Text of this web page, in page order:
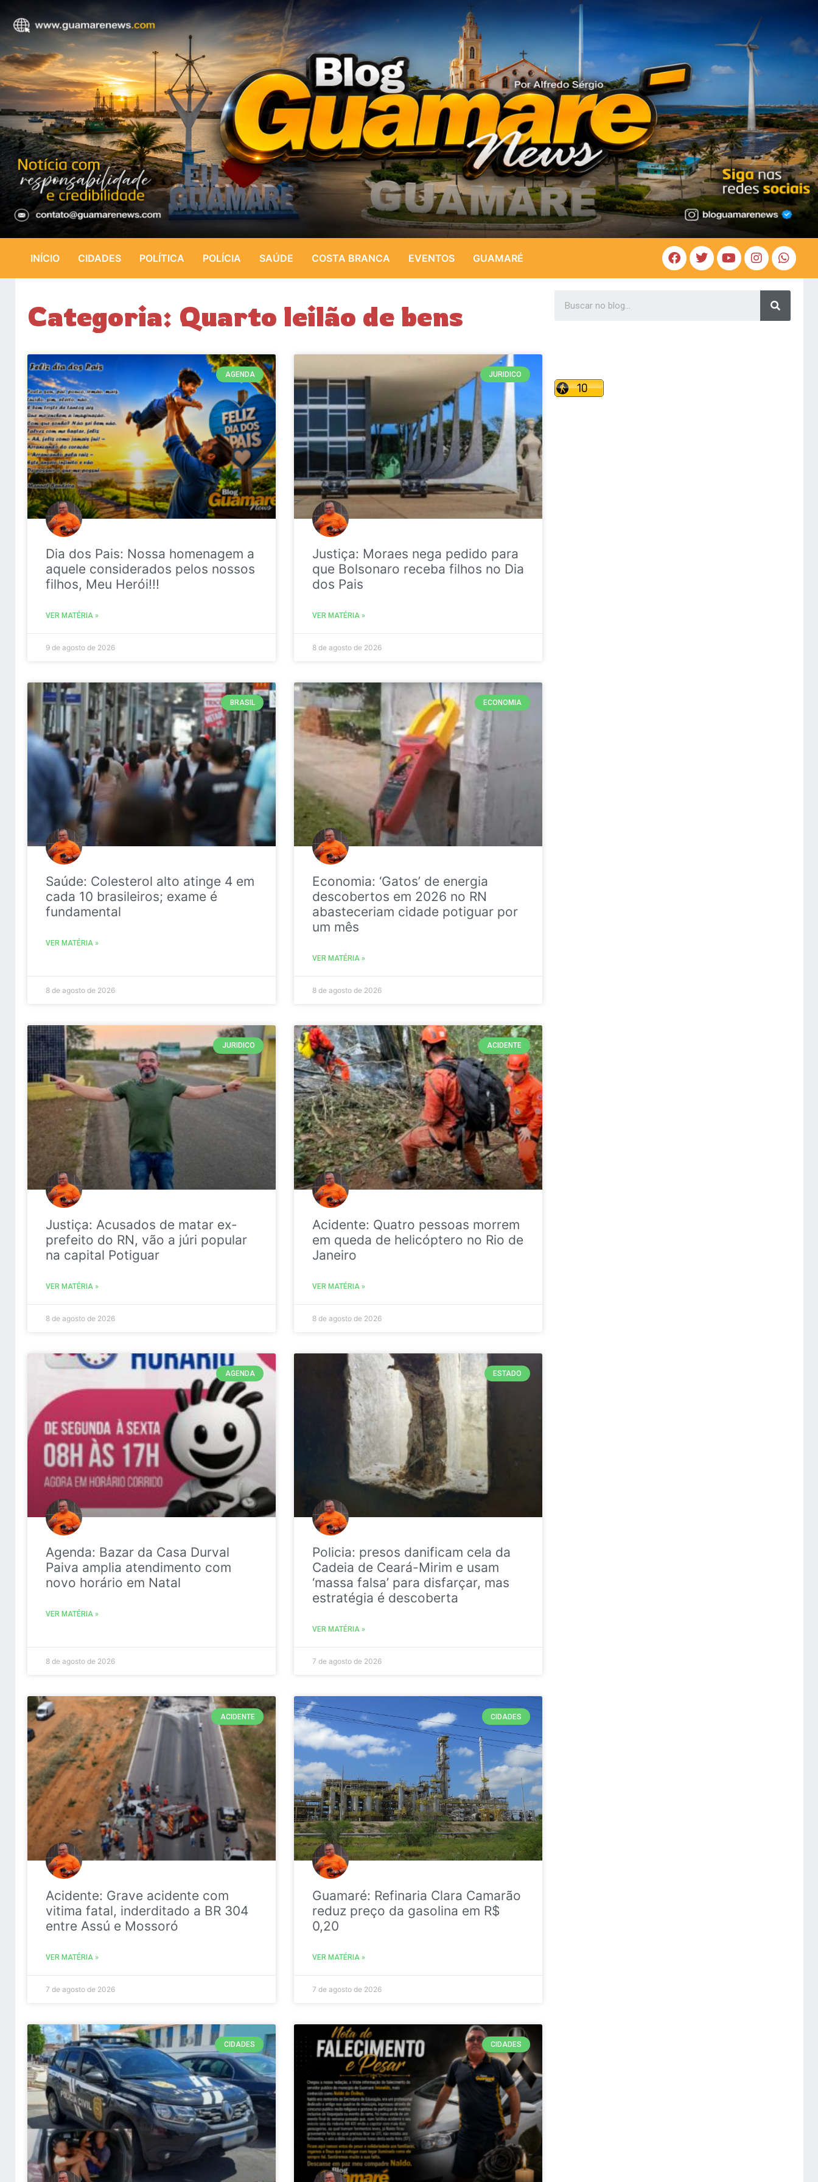
INÍCIO CIDADES POLÍTICA POLÍCIA SAÚDE COSTA BRANCA EVENTOS GUAMARÉ
Categoria: Quarto leilão de bens
AGENDA
Dia dos Pais: Nossa homenagem a
aquele considerados pelos nossos
filhos, Meu Herói!!!
VER MATÉRIA »
9 de agosto de 2026
JURIDICO
Justiça: Moraes nega pedido para
que Bolsonaro receba filhos no Dia
dos Pais
VER MATÉRIA »
8 de agosto de 2026
BRASIL
Saúde: Colesterol alto atinge 4 em
cada 10 brasileiros; exame é
fundamental
VER MATÉRIA »
8 de agosto de 2026
ECONOMIA
Economia: ‘Gatos’ de energia
descobertos em 2026 no RN
abasteceriam cidade potiguar por
um mês
VER MATÉRIA »
8 de agosto de 2026
JURIDICO
Justiça: Acusados de matar ex-
prefeito do RN, vão a júri popular
na capital Potiguar
VER MATÉRIA »
8 de agosto de 2026
ACIDENTE
Acidente: Quatro pessoas morrem
em queda de helicóptero no Rio de
Janeiro
VER MATÉRIA »
8 de agosto de 2026
AGENDA
Agenda: Bazar da Casa Durval
Paiva amplia atendimento com
novo horário em Natal
VER MATÉRIA »
8 de agosto de 2026
ESTADO
Policia: presos danificam cela da
Cadeia de Ceará-Mirim e usam
‘massa falsa’ para disfarçar, mas
estratégia é descoberta
VER MATÉRIA »
7 de agosto de 2026
ACIDENTE
Acidente: Grave acidente com
vitima fatal, inderditado a BR 304
entre Assú e Mossoró
VER MATÉRIA »
7 de agosto de 2026
CIDADES
Guamaré: Refinaria Clara Camarão
reduz preço da gasolina em R$
0,20
VER MATÉRIA »
7 de agosto de 2026
CIDADES CIDADES